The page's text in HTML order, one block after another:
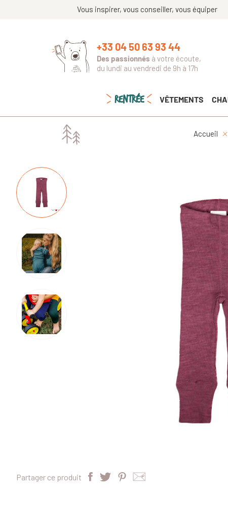
Vous inspirer, vous conseiller, vous équiper
+33 04 50 63 93 44
Des passionnés à votre écoute,
du lundi au vendredi de 9h à 17h
RENTRÉE VÊTEMENTS
Accueil
Partager ce produit